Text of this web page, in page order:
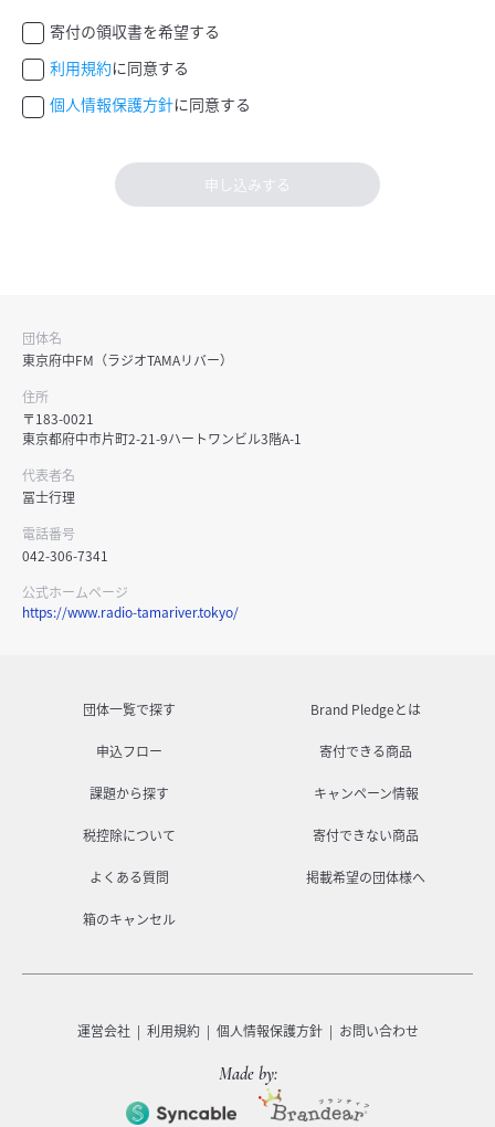
寄付の領収書を希望する
利用規約に同意する
個人情報保護方針に同意する
申し込みする
団体名
東京府中FM（ラジオTAMAリバー）
住所
〒183-0021
東京都府中市片町2-21-9ハートワンビル3階A-1
代表者名
冨士行理
電話番号
042-306-7341
公式ホームページ
https://www.radio-tamariver.tokyo/
団体一覧で探す Brand Pledgeとは
申込フロー 寄付できる商品
課題から探す キャンペーン情報
税控除について 寄付できない商品
よくある質問 掲載希望の団体様へ
箱のキャンセル
運営会社 利用規約 個人情報保護方針 お問い合わせ
Made by: